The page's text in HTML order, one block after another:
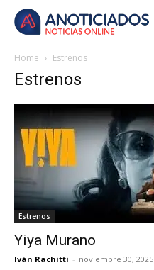
Home Estrenos
Estrenos
Estrenos
Yiya Murano
Iván Rachitti - noviembre 30, 2025